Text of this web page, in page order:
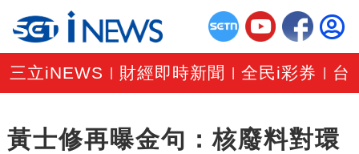
三立iNEWS 財經即時新聞 |全民i彩券 台
黃士修再曝金句：核廢料對環